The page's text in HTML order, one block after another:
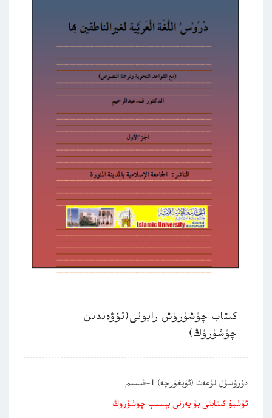
كىتاب چۈشۈرۈش رايونى(تۆۋەندىن
چۈشۈرۈڭ)
دۇرۇسۇل لۇغەت (ئۇيغۇرچە) 1-قىسىم
ئۇشبۇ كىتابنى بۇ يەرنى بېسىپ چۈشۈرۈڭ